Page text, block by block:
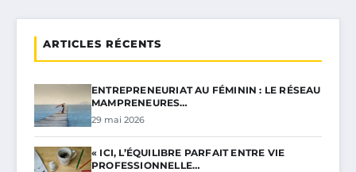
ARTICLES RÉCENTS
ENTREPRENEURIAT AU FÉMININ : LE RÉSEAU
MAMPRENEURES…
29 mai 2026
« ICI, L’ÉQUILIBRE PARFAIT ENTRE VIE
PROFESSIONNELLE…